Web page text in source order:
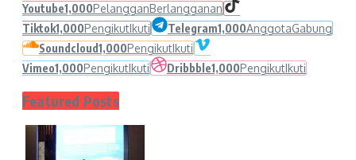
Youtube1,000PelangganBerlangganan
Tiktok1,000PengikutIkuti Telegram1,000AnggotaGabung
Soundcloud1,000PengikutIkuti
Vimeo1,000PengikutIkuti Dribbble1,000PengikutIkuti
Featured Posts